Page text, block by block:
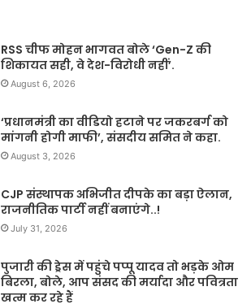
RSS चीफ मोहन भागवत बोले ‘Gen-Z की
शिकायत सही, वे देश-विरोधी नहीं’.
August 6, 2026
‘प्रधानमंत्री का वीडियो हटाने पर जकरबर्ग को
मांगनी होगी माफी’, संसदीय समित ने कहा.
August 3, 2026
CJP संस्थापक अभिजीत दीपके का बड़ा ऐलान,
राजनीतिक पार्टी नहीं बनाएंगे..!
July 31, 2026
पुजारी की ड्रेस में पहुंचे पप्पू यादव तो भड़के ओम
बिरला, बोले, आप संसद की मर्यादा और पवित्रता
खत्म कर रहे हैं